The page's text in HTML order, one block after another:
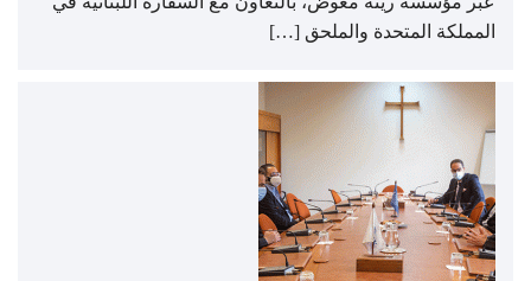
المملكة المتحدة والملحق […]